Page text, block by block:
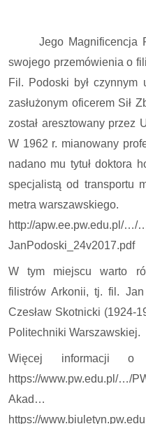
Jego Magnificencja
swojego przemówienia o
Fil. Podoski był czynnym
zasłużonym oficerem Sił
został aresztowany przez
W 1962 r. mianowany
nadano mu tytuł doktora
specjalistą od transportu
metra warszawskiego.
http://apw.ee.pw.edu.pl/…/
JanPodoski_24v2017.pdf
W tym miejscu warto
filistrów Arkonii, tj. fil.
Czesław Skotnicki (1924-
Politechniki Warszawskiej.
Więcej informacji
https://www.pw.edu.pl/…/
Akad…
https://